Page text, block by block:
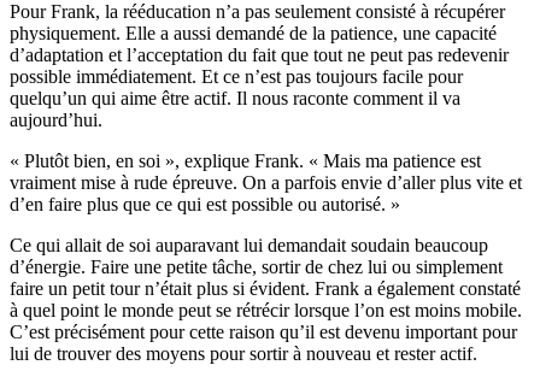
Pour Frank, la rééducation n’a pas seulement consisté à récupérer
physiquement. Elle a aussi demandé de la patience, une capacité
d’adaptation et l’acceptation du fait que tout ne peut pas redevenir
possible immédiatement. Et ce n’est pas toujours facile pour
quelqu’un qui aime être actif. Il nous raconte comment il va
aujourd’hui.
« Plutôt bien, en soi », explique Frank. « Mais ma patience est
vraiment mise à rude épreuve. On a parfois envie d’aller plus vite et
d’en faire plus que ce qui est possible ou autorisé. »
Ce qui allait de soi auparavant lui demandait soudain beaucoup
d’énergie. Faire une petite tâche, sortir de chez lui ou simplement
faire un petit tour n’était plus si évident. Frank a également constaté
à quel point le monde peut se rétrécir lorsque l’on est moins mobile.
C’est précisément pour cette raison qu’il est devenu important pour
lui de trouver des moyens pour sortir à nouveau et rester actif.